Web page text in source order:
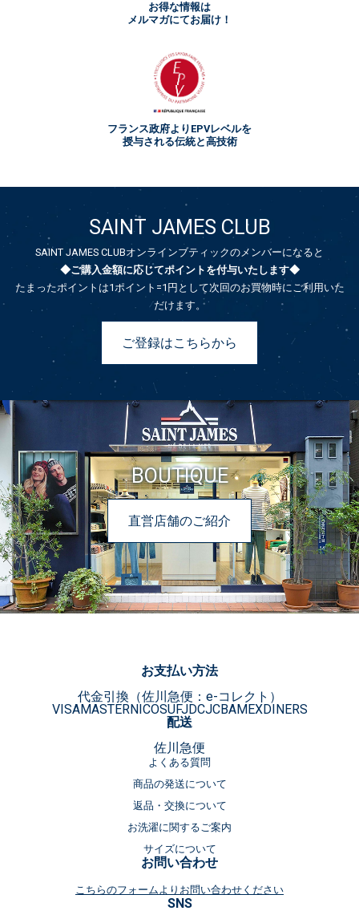
お得な情報は
メルマガにてお届け！
フランス政府よりEPVレベルを
授与される伝統と高技術
SAINT JAMES CLUB
SAINT JAMES CLUBオンラインブティックのメンバーになると
◆ご購入金額に応じてポイントを付与いたします◆
たまったポイントは1ポイント=1円として次回のお買物時にご利用いた
だけます。
ご登録はこちらから
BOUTIQUE
直営店舗のご紹介
よくある質問
商品の発送について
返品・交換について
お洗濯に関するご案内
サイズについて
お問い合わせ
こちらのフォームよりお問い合わせください
SNS
お支払い方法
代金引換（佐川急便：e-コレクト）
VISAMASTERNICOSUFJDCJCBAMEXDINERS
配送
佐川急便